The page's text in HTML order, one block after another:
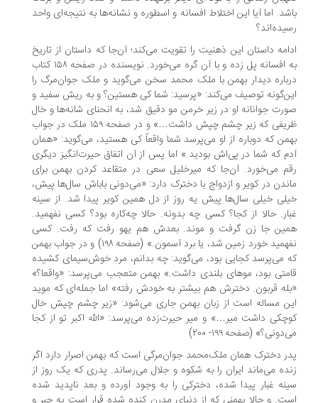
اما آیا این اختلاط افسانه و اسطوره و نشانه‌ها به نتیجه‌ای واحد
داستان این ذهنیت را تقویت می‌کند؛ آن‌جا که داستان از تاریخ
به افسانه پل زده و با آن گره می‌خورد. نویسنده در صفحه ۱۵۸ کتاب
دیدار بهمن با ملک محمد سخن می‌گوید و ملک جوان‌مرگ را
توصیف می‌کند: «پرسید: شما کی هستین؟ و به ریش سفید و
جوانانه او در زیر خرمن مو دقیق شد، به انحنای شانه‌ها و خال
ظریفی که زیر چشم چپش داشت…» و در صفحه ۱۵۹ ملک در جواب
که دوباره از او می‌پرسد شما واقعاً کی هستید، می‌گوید: «همان
که شما در پی‌اش بودید.» اما پس از آن اتفاق حیرت‌انگیز دیگری
می‌خورد. آن‌جا که میرخلیل سعی در متقاعد کردن بهمن برای
در کویر و ازدواج با دخترک دارد: «می‌دونی باباش سال‌ها پیش،
خیلی سال‌ها پیش یه روز از دل همین کویر پیدا شد. از سینه
حالا از کجا؟ کسی چه بدونه. حالا چه‌کاره بود؟ کسی نفهمید.
جا زن گرفت و موند. بعدش هم یهو رفت که رفت. کسی
نفهمید خورد زمین شد، یا برد آسمون.» (صفحه ۱۹۸) و در جواب بهمن
می‌پرسد کجایی بود، می‌گوید: چه بدانم، مرد خوش‌سیمای کشیده
بود، موهای بلندی داشت.» بهمن متعجب می‌پرسد: «واقعا؟»
قربون. دخترش هم بیشتر به خودش رفته» اما جمله‌ای که موید
مساله است از زبان بهمن جاری می‌شود: «زیر چشم چپش خال
داشت میر…» و میر حیرت‌زده می‌پرسد: «الله اکبر تو از کجا
(صفحه ۱۹۹- ۲۰۰)
دخترک همان ملک‌محمد جوان‌مرگی است که بهمن اصرار دارد اگر
می‌ماند ایران را به شکوه و جلال می‌رساند. پدری که یک روز از
غبار پیدا شده، دخترکی را به وجود آورده و بعد ناپدید شده